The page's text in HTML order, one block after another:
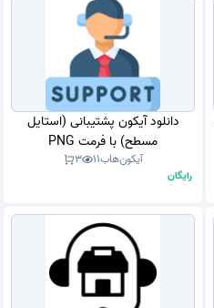
دانلود آیکون پشتیبانی (استایل
مسطح) با فرمت PNG
آیکون‌هاب11
3
رایگان